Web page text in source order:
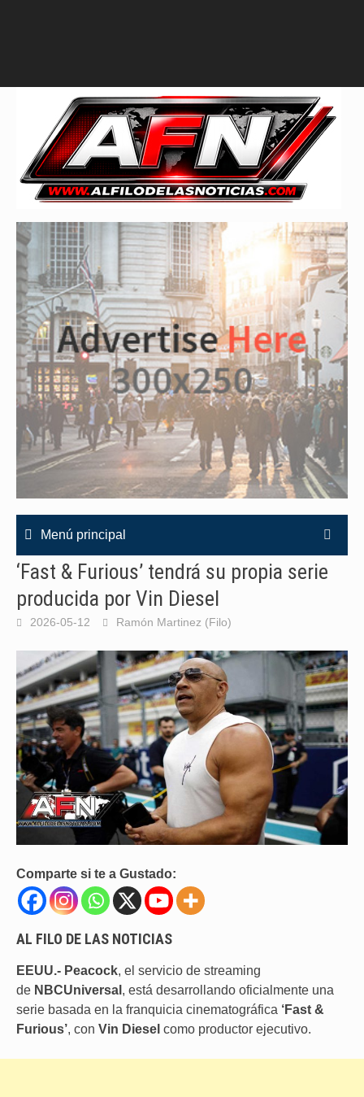
Menú principal
‘Fast & Furious’ tendrá su propia serie
producida por Vin Diesel
2026-05-12 Ramón Martinez (Filo)
Comparte si te a Gustado:
AL FILO DE LAS NOTICIAS
EEUU.- Peacock, el servicio de streaming
de NBCUniversal , está desarrollando oficialmente una
serie basada en la franquicia cinematográfica ‘Fast &
Furious’, con Vin Diesel como productor ejecutivo.